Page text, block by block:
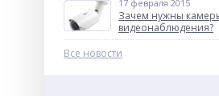
17 февраля 2015
Зачем нужны
видеонаблюдения?
Все новости